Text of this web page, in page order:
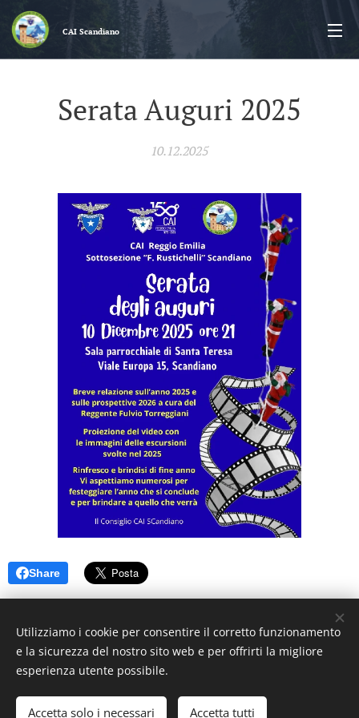
CAI Scandiano
Serata Auguri 2025
10.12.2025
Share
© 2025 CAI Sottosezione Franco Rustichelli di Scandiano. Tutti i
diritti riservati.
Utilizziamo i cookie per consentire il corretto funzionamento
e la sicurezza del nostro sito web e per offrirti la migliore
esperienza utente possibile.
Accetta solo i necessari Accetta tutti